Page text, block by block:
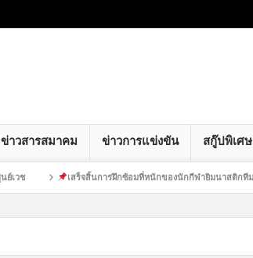
ข่าวสารสมาคม ข่าวการแข่งขัน สกู๊ปพิเศษ
เสร็จสิ้นการฝึกซ้อมที่หนักของนักกีฬายิมนาสติกทีมชาติไทย :